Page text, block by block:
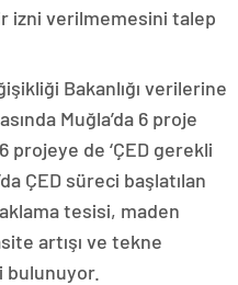
izni verilmemesini talep
Bakanlığı verilerine
Muğla’da 6 proje
projeye de ‘ÇED gerekli
ÇED süreci başlatılan
tesisi, maden
artışı ve tekne